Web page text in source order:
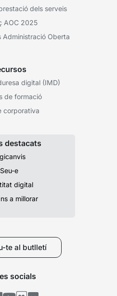
dels serveis
AOC 2025
Administració Oberta
digital (IMD)
de formació
corporativa
destacats
Seu-e
digital
a millorar
te al butlletí
socials